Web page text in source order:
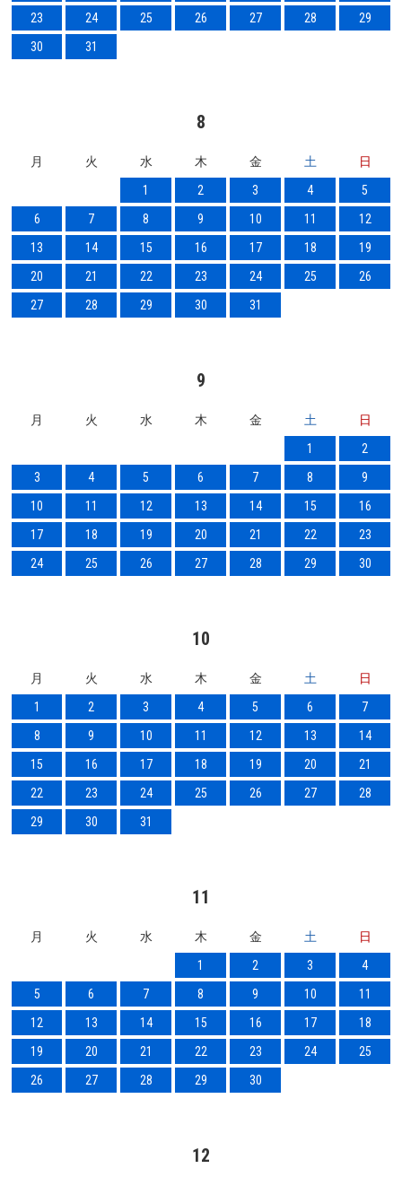
23 24 25 26 27 28
29
30
31
8
月 火 水 木 金 土
日
1
2 3 4
5
6
7 8 9 10 11
12
13
14 15 16 17 18
19
20
21 22 23 24 25
26
27
28 29 30 31
9
月 火 水 木 金 土
日
1
2
3
4 5 6 7 8
9
10
11 12 13 14 15
16
17
18 19 20 21 22
23
24
25 26 27 28 29 30
10
月 火 水 木 金 土
日
1
2 3 4 5 6
7
8
9 10 11 12 13
14
15
16 17 18 19 20
21
22
23 24 25 26 27
28
29
30 31
11
月 火 水 木 金 土
日
1
2 3
4
5
6 7 8 9 10
11
12
13 14 15 16 17
18
19
20 21 22 23 24
25
26
27 28 29 30
12